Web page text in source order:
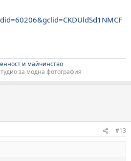
и майчинство
за модна фотография
#13